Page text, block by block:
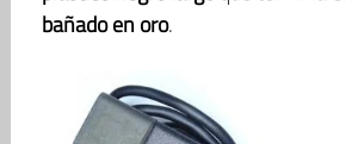
bañado en oro.